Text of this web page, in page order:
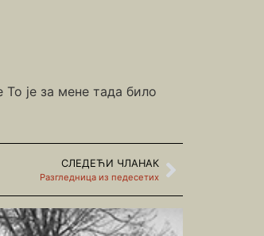
је за мене тада било
СЛЕДЕЋИ ЧЛАНАК
Разгледница из педесетих